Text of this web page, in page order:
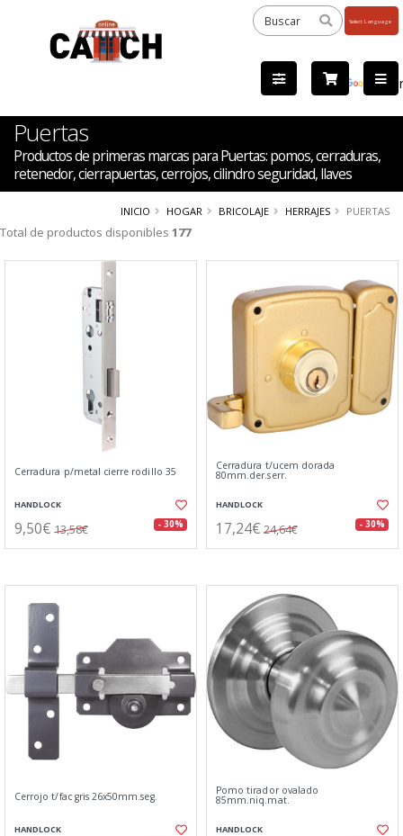
by
Puertas
Productos de primeras marcas para Puertas: pomos, cerraduras,
retenedor, cierrapuertas, cerrojos, cilindro seguridad, llaves
INICIO HOGAR BRICOLAJE HERRAJES PUERTAS
Total de productos disponibles 177
Cerradura p/metal cierre rodillo 35
HANDLOCK
9,50€ 13,58€ - 30%
Cerradura t/ucem dorada
80mm.der.serr.
HANDLOCK
17,24€ 24,64€ - 30%
Cerrojo t/fac gris 26x50mm.seg.
HANDLOCK
Pomo tirador ovalado
85mm.niq.mat.
HANDLOCK